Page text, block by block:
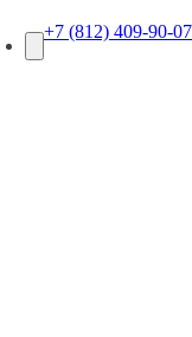
+7 (812) 409-90-07